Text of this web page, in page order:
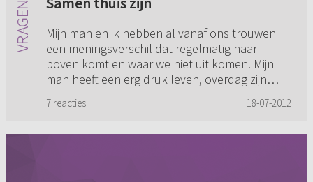
Mijn man en ik hebben al vanaf ons trouwen
een meningsverschil dat regelmatig naar
boven komt en waar we niet uit komen. Mijn
man heeft een erg druk leven, overdag zijn
7 reacties 18-07-2012